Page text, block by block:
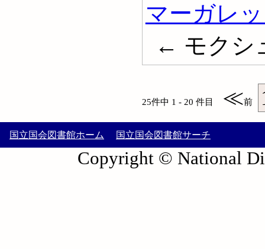
マーガレ
← モクシ
25件中 1 - 20 件目 ≪前
国立国会図書館ホーム 国立国会図書館サーチ
Copyright © National